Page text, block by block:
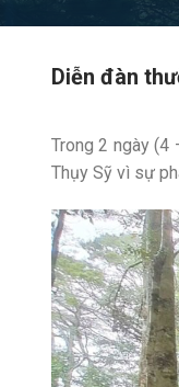
Diễn đàn
Trong 2 ngày (4
Thụy Sỹ vì sự